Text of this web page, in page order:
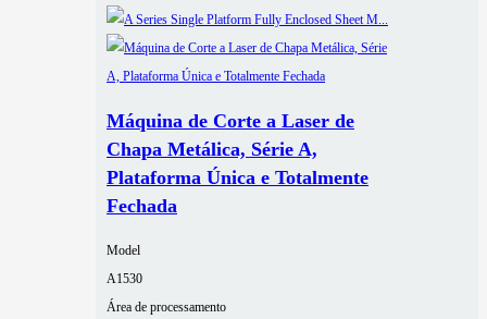
Máquina de Corte a Laser de
Chapa Metálica, Série A,
Plataforma Única e Totalmente
Fechada
Model
A1530
Área de processamento